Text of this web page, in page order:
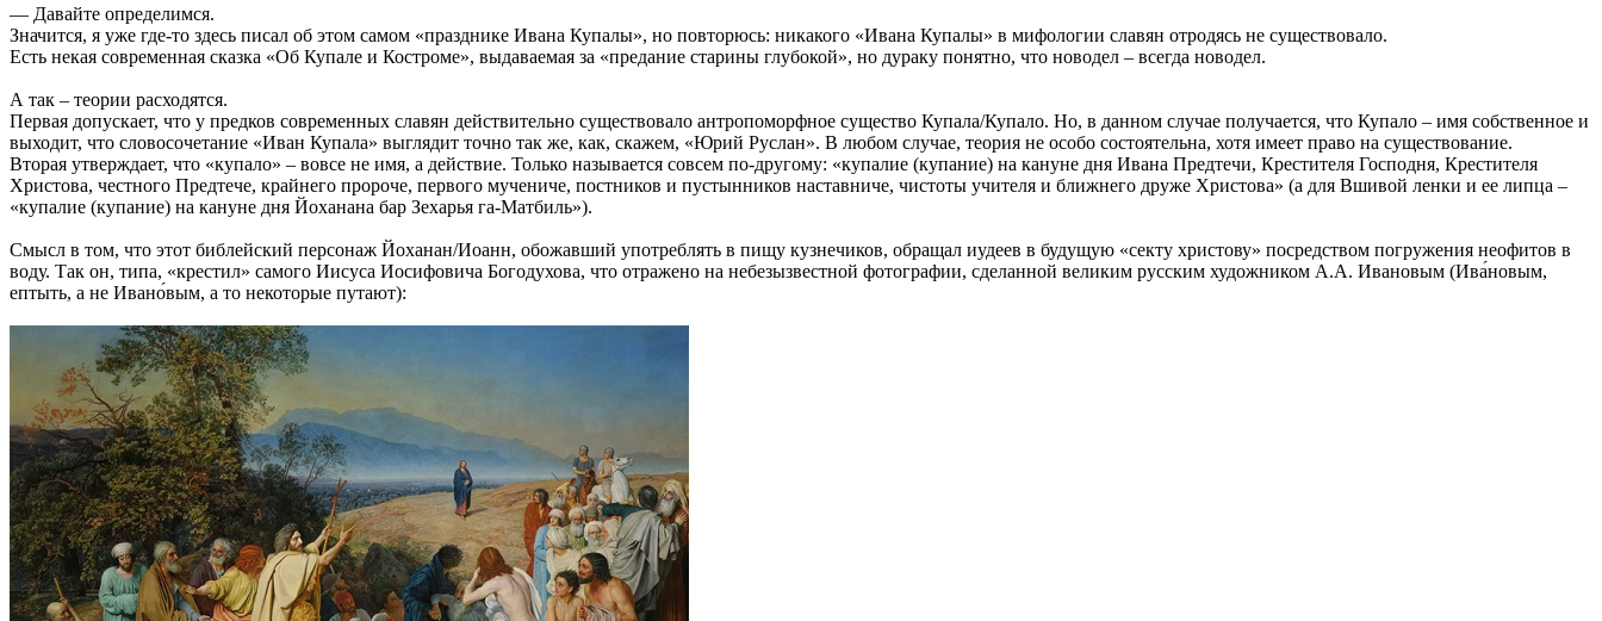
— Давайте определимся.
Значится, я уже где-то здесь писал об этом самом «празднике Ивана Купалы», но повторюсь: никакого «Ивана Купалы» в мифологии славян отродясь не существовало.
Есть некая современная сказка «Об Купале и Костроме», выдаваемая за «предание старины глубокой», но дураку понятно, что новодел – всегда новодел.
А так – теории расходятся.
Первая допускает, что у предков современных славян действительно существовало антропоморфное существо Купала/Купало. Но, в данном случае получается, что Купало – имя собственное и
выходит, что словосочетание «Иван Купала» выглядит точно так же, как, скажем, «Юрий Руслан». В любом случае, теория не особо состоятельна, хотя имеет право на существование.
Вторая утверждает, что «купало» – вовсе не имя, а действие. Только называется совсем по-другому: «купалие (купание) на кануне дня Ивана Предтечи, Крестителя Господня, Крестителя
Христова, честного Предтече, крайнего пророче, первого мучениче, постников и пустынников наставниче, чистоты учителя и ближнего друже Христова» (а для Вшивой ленки и ее липца –
«купалие (купание) на кануне дня Йоханана бар Зехарья га-Матбиль»).
Смысл в том, что этот библейский персонаж Йоханан/Иоанн, обожавший употреблять в пищу кузнечиков, обращал иудеев в будущую «секту христову» посредством погружения неофитов в
воду. Так он, типа, «крестил» самого Иисуса Иосифовича Богодухова, что отражено на небезызвестной фотографии, сделанной великим русским художником А.А. Ивановым (Ива́новым,
ептыть, а не Ивано́вым, а то некоторые путают):